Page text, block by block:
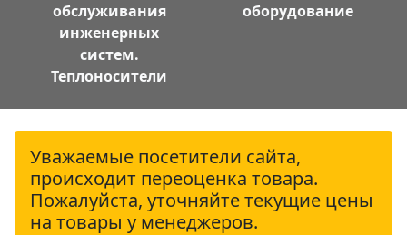
обслуживания
инженерных
систем.
Теплоносители
оборудование
Уважаемые посетители сайта,
происходит переоценка товара.
Пожалуйста, уточняйте текущие цены
на товары у менеджеров.